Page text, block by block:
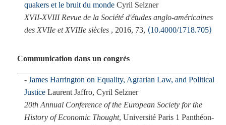
quakers et le bruit du monde Cyril Selzner
XVII-XVIII Revue de la Société d'études anglo-américaines
des XVIIe et XVIIIe siècles , 2016, 73, ⟨10.4000/1718.705⟩
Communication dans un congrès
James Harrington on Equality, Agrarian Law, and Political
Justice Laurent Jaffro, Cyril Selzner
20th Annual Conference of the European Society for the
History of Economic Thought, Université Paris 1 Panthéon-